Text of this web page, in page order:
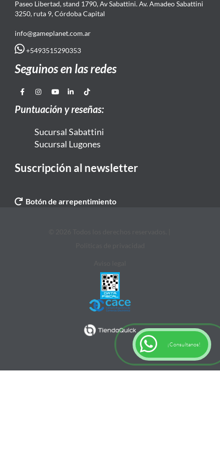
Paseo Libertad, stand 1790, Av Sabattini. Av. Amadeo Sabattini
3250, ruta 9, Córdoba Capital
info@gameplanet.com.ar
+5493515290353
Seguinos en las redes
Puntuación y reseñas:
Sucursal Sabattini
Sucursal Lugones
Suscripción al newsletter
Botón de arrepentimiento
¡Consultanos!